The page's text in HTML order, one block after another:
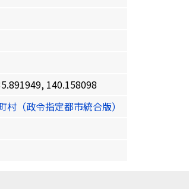
140.158098
村（政令指定都市統合版）